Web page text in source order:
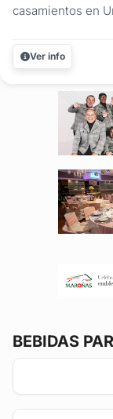
casamientos en
Cabesas Bier
artesanal en
Ver info
BEBIDAS